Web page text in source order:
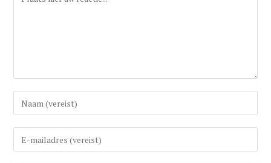
Vul
uw
(gebruikers)naam
Vul
uw